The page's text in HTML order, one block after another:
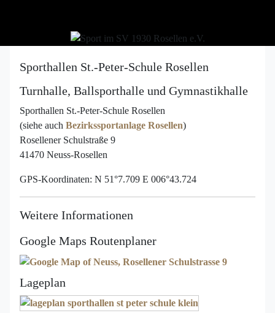
Sporthallen St.-Peter-Schule Rosellen
Turnhalle, Ballsporthalle und Gymnastikhalle
Sporthallen St.-Peter-Schule Rosellen
(siehe auch Bezirkssportanlage Rosellen)
Rosellener Schulstraße 9
41470 Neuss-Rosellen
GPS-Koordinaten: N 51°7.709 E 006°43.724
Weitere Informationen
Google Maps Routenplaner
Lageplan